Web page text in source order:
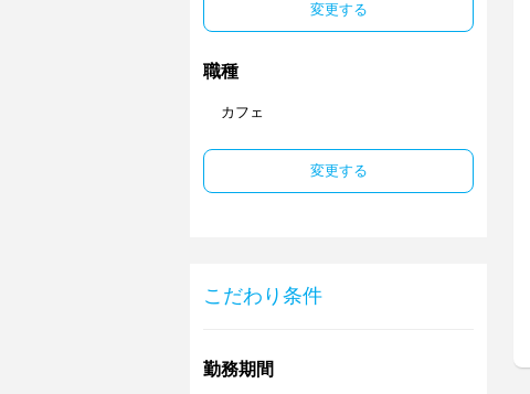
変更する
職種
カフェ
変更する
こだわり条件
勤務期間